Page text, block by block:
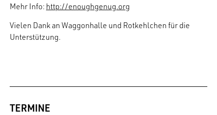
Mehr Info: http://enoughgenug.org
Vielen Dank an Waggonhalle und Rotkehlchen für die
Unterstützung.
TERMINE